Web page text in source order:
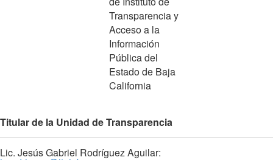
Transparencia y
Acceso a la
Información
Pública del
Estado de Baja
California
Titular de la Unidad de Transparencia
Lic. Jesús Gabriel Rodríguez Aguilar: